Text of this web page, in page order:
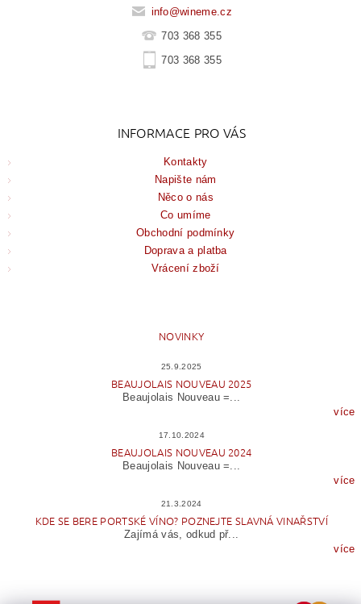
info@wineme.cz
703 368 355
703 368 355
INFORMACE PRO VÁS
Kontakty
Napište nám
Něco o nás
Co umíme
Obchodní podmínky
Doprava a platba
Vrácení zboží
NOVINKY
25.9.2025
BEAUJOLAIS NOUVEAU 2025
Beaujolais Nouveau =...
více
17.10.2024
BEAUJOLAIS NOUVEAU 2024
Beaujolais Nouveau =...
více
21.3.2024
KDE SE BERE PORTSKÉ VÍNO? POZNEJTE SLAVNÁ VINAŘSTVÍ
Zajímá vás, odkud př...
více